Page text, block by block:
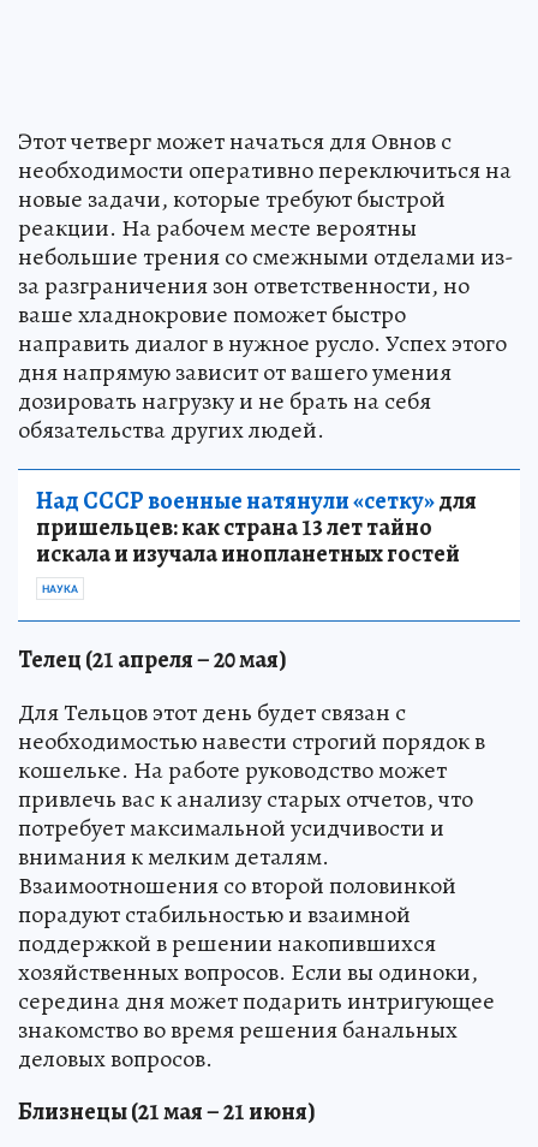
Этот четверг может начаться для Овнов с
необходимости оперативно переключиться на
новые задачи, которые требуют быстрой
реакции. На рабочем месте вероятны
небольшие трения со смежными отделами из-
за разграничения зон ответственности, но
ваше хладнокровие поможет быстро
направить диалог в нужное русло. Успех этого
дня напрямую зависит от вашего умения
дозировать нагрузку и не брать на себя
обязательства других людей.
Над СССР военные натянули «сетку»для
пришельцев: как страна 13 лет тайно
искала и изучала инопланетных гостей
НАУКА
Телец (21 апреля – 20 мая)
Для Тельцов этот день будет связан с
необходимостью навести строгий порядок в
кошельке. На работе руководство может
привлечь вас к анализу старых отчетов, что
потребует максимальной усидчивости и
внимания к мелким деталям.
Взаимоотношения со второй половинкой
порадуют стабильностью и взаимной
поддержкой в решении накопившихся
хозяйственных вопросов. Если вы одиноки,
середина дня может подарить интригующее
знакомство во время решения банальных
деловых вопросов.
Близнецы (21 мая – 21 июня)